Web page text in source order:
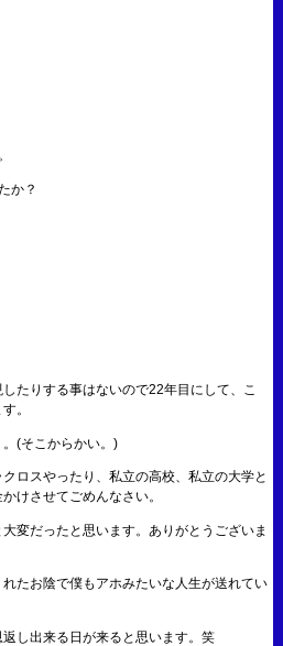
か？
たりする事はないので22年目にして、こ
。
(そこからかい。)
ロスやったり、私立の高校、私立の大学と
けさせてごめんなさい。
変だったと思います。ありがとうございま
たお陰で僕もアホみたいな人生が送れてい
し出来る日が来ると思います。笑